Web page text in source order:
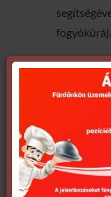
Egy kis
2 db
2 db
1 db
1 db